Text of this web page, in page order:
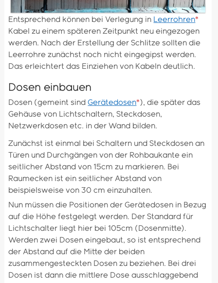
Entsprechend können bei Verlegung in Leerrohren*
Kabel zu einem späteren Zeitpunkt neu eingezogen
werden. Nach der Erstellung der Schlitze sollten die
Leerrohre zunächst noch nicht eingegipst werden.
Das erleichtert das Einziehen von Kabeln deutlich.
Dosen einbauen
Dosen (gemeint sindGerätedosen* ), die später das
Gehäuse von Lichtschaltern, Steckdosen,
Netzwerkdosen etc. in der Wand bilden.
Zunächst ist einmal bei Schaltern und Steckdosen an
Türen und Durchgängen von der Rohbaukante ein
seitlicher Abstand von 15cm zu markieren. Bei
Raumecken ist ein seitlicher Abstand von
beispielsweise von 30 cm einzuhalten.
Nun müssen die Positionen der Gerätedosen in Bezug
auf die Höhe festgelegt werden. Der Standard für
Lichtschalter liegt hier bei 105cm (Dosenmitte).
Werden zwei Dosen eingebaut, so ist entsprechend
der Abstand auf die Mitte der beiden
zusammengesteckten Dosen zu beziehen. Bei drei
Dosen ist dann die mittlere Dose ausschlaggebend